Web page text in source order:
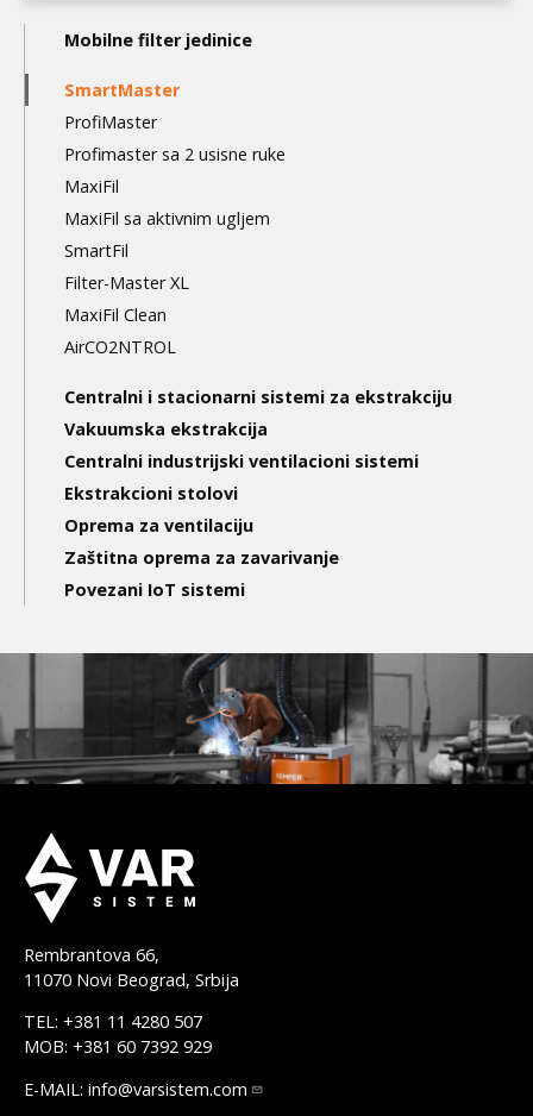
Main
navigation
3nd
level
Mobilne filter jedinice
SmartMaster
ProfiMaster
Profimaster sa 2 usisne ruke
MaxiFil
MaxiFil sa aktivnim ugljem
SmartFil
Filter-Master XL
MaxiFil Clean
AirCO2NTROL
Centralni i stacionarni sistemi za ekstrakciju
Vakuumska ekstrakcija
Centralni industrijski ventilacioni sistemi
Ekstrakcioni stolovi
Oprema za ventilaciju
Zaštitna oprema za zavarivanje
Povezani IoT sistemi
Rembrantova 66,
11070 Novi Beograd, Srbija
TEL: +381 11 4280 507
MOB: +381 60 7392 929
E-MAIL: info@varsistem.com